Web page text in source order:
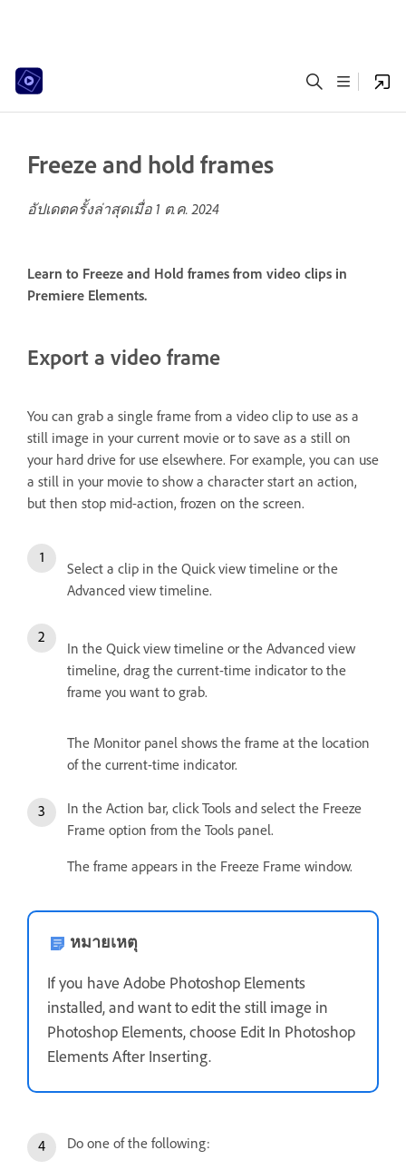
Freeze and hold frames
อัปเดตครั้งล่าสุดเมื่อ 1 ต.ค. 2024
Learn to Freeze and Hold frames from video clips in
Premiere Elements.
Export a video frame
You can grab a single frame from a video clip to use as a
still image in your current movie or to save as a still on
your hard drive for use elsewhere. For example, you can use
a still in your movie to show a character start an action,
but then stop mid-action, frozen on the screen.
Select a clip in the Quick view timeline or the
Advanced view timeline.
In the Quick view timeline or the Advanced view
timeline, drag the current-time indicator to the
frame you want to grab.
The Monitor panel shows the frame at the location
of the current-time indicator.
In the Action bar, click Tools and select the Freeze
Frame option from the Tools panel.
The frame appears in the Freeze Frame window.
หมายเหตุ
If you have Adobe Photoshop Elements
installed, and want to edit the still image in
Photoshop Elements, choose Edit In Photoshop
Elements After Inserting.
Do one of the following: